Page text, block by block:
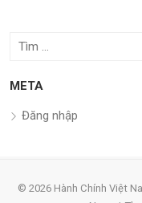
Tìm
quả
META
Đăng nhập
© 2026 Hành Chính Việt